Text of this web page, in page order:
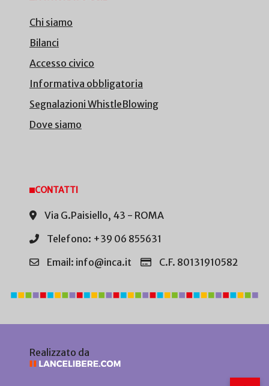
Chi siamo
Bilanci
Accesso civico
Informativa obbligatoria
Segnalazioni WhistleBlowing
Dove siamo
CONTATTI
Via G.Paisiello, 43 - ROMA
Telefono: +39 06 855631
Email: info@inca.it
C.F. 80131910582
Realizzato da